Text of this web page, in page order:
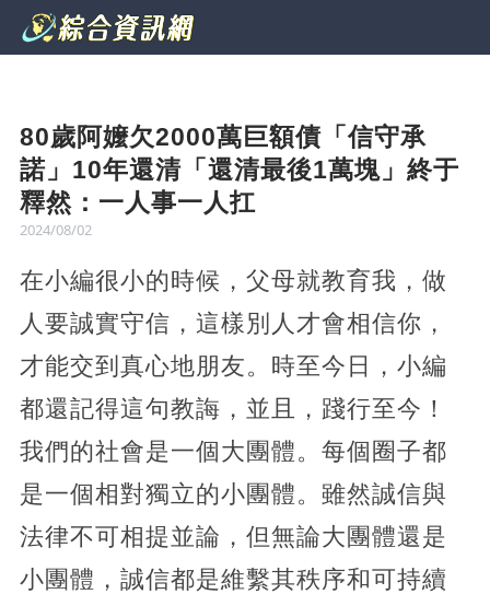
80歲阿嬤欠2000萬巨額債「信守承
諾」10年還清「還清最後1萬塊」終于
釋然：一人事一人扛
2024/08/02
在小編很小的時候，父母就教育我，做
人要誠實守信，這樣別人才會相信你，
才能交到真心地朋友。時至今日，小編
都還記得這句教誨，並且，踐行至今！
我們的社會是一個大團體。每個圈子都
是一個相對獨立的小團體。雖然誠信與
法律不可相提並論，但無論大團體還是
小團體，誠信都是維繫其秩序和可持續